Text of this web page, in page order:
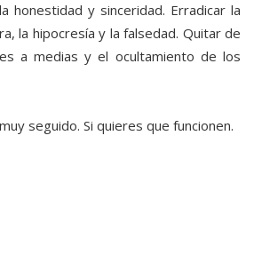
honestidad y sinceridad. Erradicar la
la hipocresía y la falsedad. Quitar de
a medias y el ocultamiento de los
seguido. Si quieres que funcionen.